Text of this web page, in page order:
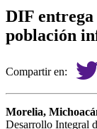
DIF entrega
población
Compartir en:
Morelia,
Desarrollo Integral